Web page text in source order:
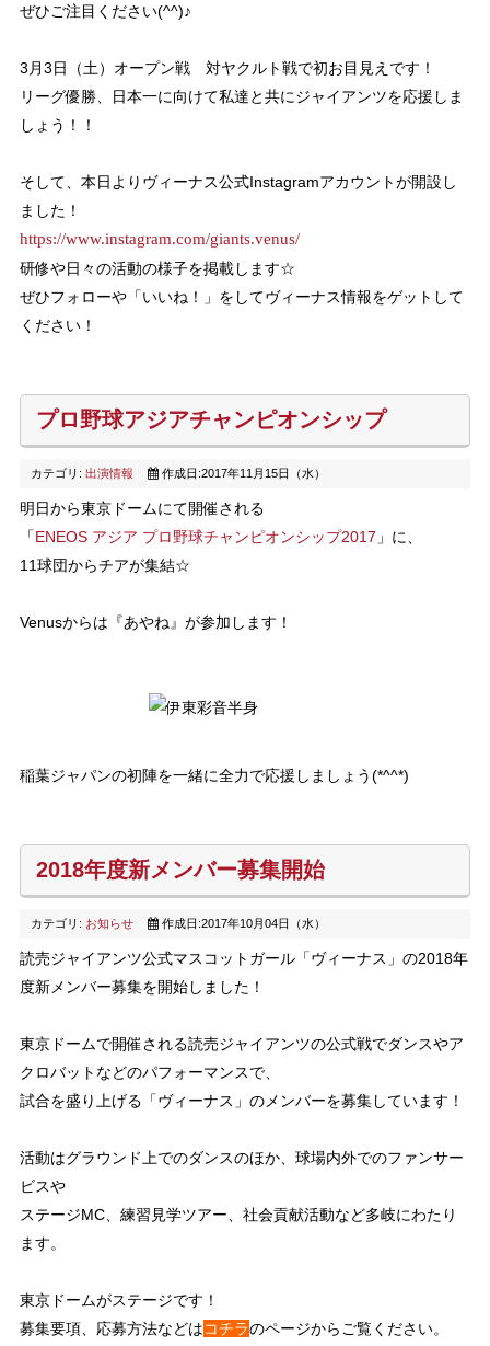
ぜひご注目ください(^^)♪
3月3日（土）オープン戦 対ヤクルト戦で初お目見えです！
リーグ優勝、日本一に向けて私達と共にジャイアンツを応援しま
しょう！！
そして、本日よりヴィーナス公式Instagramアカウントが開設し
ました！
https://www.instagram.com/giants.venus/
研修や日々の活動の様子を掲載します☆
ぜひフォローや「いいね！」をしてヴィーナス情報をゲットして
ください！
プロ野球アジアチャンピオンシップ
カテゴリ: 出演情報 作成日:2017年11月15日（水）
明日から東京ドームにて開催される
「ENEOS アジア プロ野球チャンピオンシップ2017 」に、
11球団からチアが集結☆
Venusからは『あやね』が参加します！
稲葉ジャパンの初陣を一緒に全力で応援しましょう(*^^*)
2018年度新メンバー募集開始
カテゴリ: お知らせ 作成日:2017年10月04日（水）
読売ジャイアンツ公式マスコットガール「ヴィーナス」の2018年
度新メンバー募集を開始しました！
東京ドームで開催される読売ジャイアンツの公式戦でダンスやア
クロバットなどのパフォーマンスで、
試合を盛り上げる「ヴィーナス」のメンバーを募集しています！
活動はグラウンド上でのダンスのほか、球場内外でのファンサー
ビスや
ステージMC、練習見学ツアー、社会貢献活動など多岐にわたり
ます。
東京ドームがステージです！
募集要項、応募方法などはコチラのページからご覧ください。